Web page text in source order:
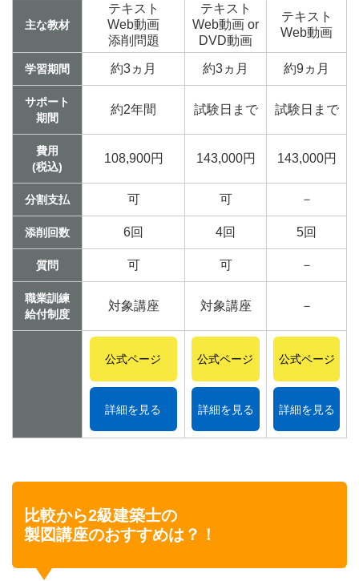
主な教材
テキスト
Web動画
添削問題
テキスト
Web動画 or
DVD動画
テキスト
Web動画
学習期間 約3ヵ月 約3ヵ月 約9ヵ月
サポート
期間
約2年間 試験日まで 試験日まで
費用
(税込)
108,900円 143,000円 143,000円
分割支払 可 可 －
添削回数 6回 4回 5回
質問 可 可 －
職業訓練
給付制度
対象講座 対象講座 －
公式ページ
詳細を見る
公式ページ
詳細を見る
公式ページ
詳細を見る
比較から2級建築士の
製図講座のおすすめは？！